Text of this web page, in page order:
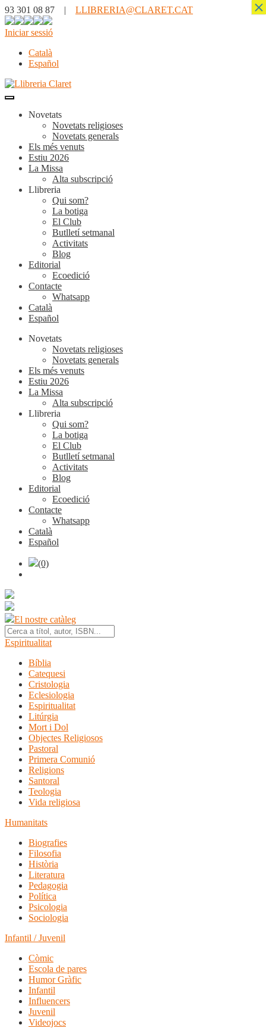
93 301 08 87 | LLIBRERIA@CLARET.CAT
Iniciar sessió
Català
Español
Novetats
Novetats religioses
Novetats generals
Els més venuts
Estiu 2026
La Missa
Alta subscripció
Llibreria
Qui som?
La botiga
El Club
Butlletí setmanal
Activitats
Blog
Editorial
Ecoedició
Contacte
Whatsapp
Català
Español
Novetats
Novetats religioses
Novetats generals
Els més venuts
Estiu 2026
La Missa
Alta subscripció
Llibreria
Qui som?
La botiga
El Club
Butlletí setmanal
Activitats
Blog
Editorial
Ecoedició
Contacte
Whatsapp
Català
Español
(0)
El nostre catàleg
Espiritualitat
Bíblia
Catequesi
Cristologia
Eclesiologia
Espiritualitat
Litúrgia
Mort i Dol
Objectes Religiosos
Pastoral
Primera Comunió
Religions
Santoral
Teologia
Vida religiosa
Humanitats
Biografies
Filosofia
Història
Literatura
Pedagogia
Política
Psicologia
Sociologia
Infantil / Juvenil
Còmic
Escola de pares
Humor Gràfic
Infantil
Influencers
Juvenil
Videojocs
×